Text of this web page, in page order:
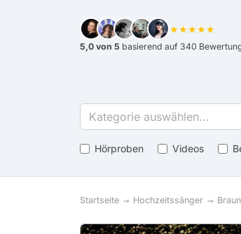
★★★★★
5,0 von 5 basierend auf 340
Kategorie auswählen...
Hörproben Videos
Startseite Hochzeitssänger